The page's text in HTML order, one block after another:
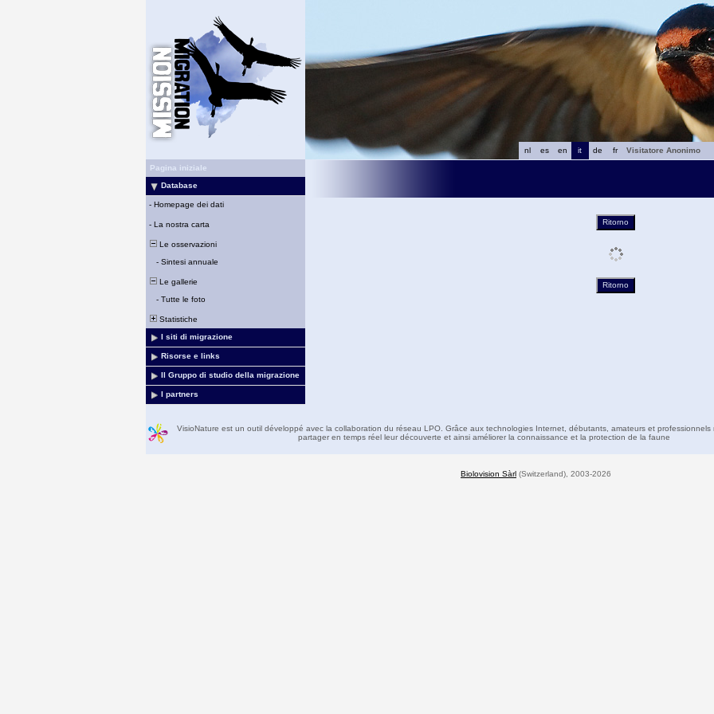
fr
de
it
en
es
nl
Visitatore Anonimo
Pagina iniziale
Database
- Homepage dei dati
- La nostra carta
Le osservazioni
- Sintesi annuale
Le gallerie
- Tutte le foto
Statistiche
I siti di migrazione
Risorse e links
Il Gruppo di studio della migrazione
I partners
VisioNature est un outil développé avec la collaboration du réseau LPO. Grâce aux technologies Internet, débutants, amateurs et professionnels
partager en temps réel leur découverte et ainsi améliorer la connaissance et la protection de la faune
Biolovision Sàrl (Switzerland), 2003-2026